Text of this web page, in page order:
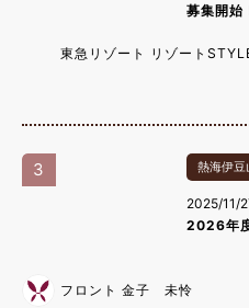
募集開始
東急リゾート リゾート
3 熱海伊豆
2025/11/
2026年
フロント 金子 未怜